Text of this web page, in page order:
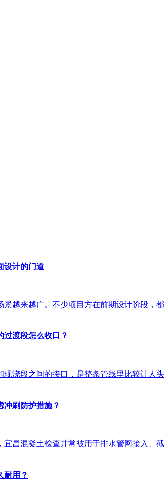
设计的门道
越来越广。不少项目方在前期设计阶段
过渡段怎么收口？
浇段之间的接口，是整条管线里比较让
冲刷防护措施？
昌混凝土检查井常被用于排水管网接入
耐用？